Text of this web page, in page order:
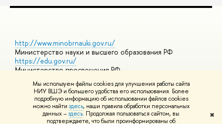
Мы используем файлы cookies для улучшения работы сайта
НИУ ВШЭ и большего удобства его использования. Более
подробную информацию об использовании файлов cookies
можно найти здесь, наши правила обработки персональных
данных –здесь. Продолжая пользоваться сайтом, вы
подтверждаете, что были проинформированы об
✖
http://www.minobrnauki.gov.ru/
Министерство науки и высшего образования РФ
https://edu.gov.ru/
Министерство просвещения РФ
Массовые открытые онлайн-курсы
© НИУ ВШЭ 1993–2026 Адреса и контактыУсловия